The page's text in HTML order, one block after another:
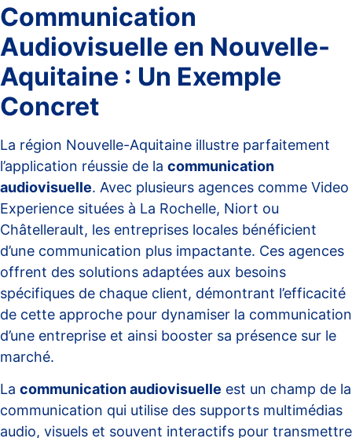
Communication
Audiovisuelle en Nouvelle-
Aquitaine : Un Exemple
Concret
La région Nouvelle-Aquitaine illustre parfaitement
l’application réussie de la communication
audiovisuelle. Avec plusieurs agences comme Video
Experience situées à La Rochelle, Niort ou
Châtellerault, les entreprises locales bénéficient
d’une communication plus impactante. Ces agences
offrent des solutions adaptées aux besoins
spécifiques de chaque client, démontrant l’efficacité
de cette approche pour dynamiser la communication
d’une entreprise et ainsi booster sa présence sur le
marché.
La communication audiovisuelle est un champ de la
communication qui utilise des supports multimédias
audio, visuels et souvent interactifs pour transmettre